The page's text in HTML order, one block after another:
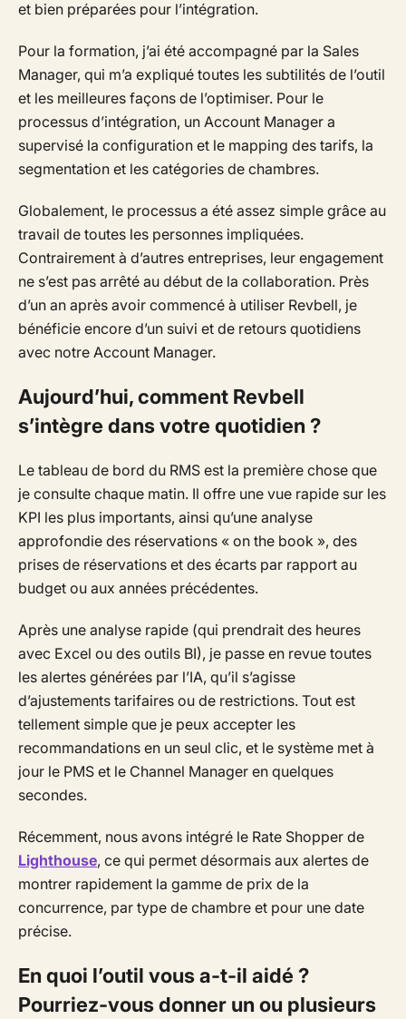
et bien préparées pour l’intégration.
Pour la formation, j’ai été accompagné par la Sales
Manager, qui m’a expliqué toutes les subtilités de l’outil
et les meilleures façons de l’optimiser. Pour le
processus d’intégration, un Account Manager a
supervisé la configuration et le mapping des tarifs, la
segmentation et les catégories de chambres.
Globalement, le processus a été assez simple grâce au
travail de toutes les personnes impliquées.
Contrairement à d’autres entreprises, leur engagement
ne s’est pas arrêté au début de la collaboration. Près
d’un an après avoir commencé à utiliser Revbell, je
bénéficie encore d’un suivi et de retours quotidiens
avec notre Account Manager.
Aujourd’hui, comment Revbell
s’intègre dans votre quotidien ?
Le tableau de bord du RMS est la première chose que
je consulte chaque matin. Il offre une vue rapide sur les
KPI les plus importants, ainsi qu’une analyse
approfondie des réservations « on the book », des
prises de réservations et des écarts par rapport au
budget ou aux années précédentes.
Après une analyse rapide (qui prendrait des heures
avec Excel ou des outils BI), je passe en revue toutes
les alertes générées par l’IA, qu’il s’agisse
d’ajustements tarifaires ou de restrictions. Tout est
tellement simple que je peux accepter les
recommandations en un seul clic, et le système met à
jour le PMS et le Channel Manager en quelques
secondes.
Récemment, nous avons intégré le Rate Shopper de
Lighthouse, ce qui permet désormais aux alertes de
montrer rapidement la gamme de prix de la
concurrence, par type de chambre et pour une date
précise.
En quoi l’outil vous a-t-il aidé ?
Pourriez-vous donner un ou plusieurs